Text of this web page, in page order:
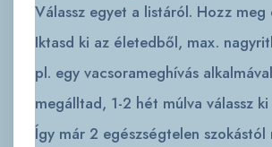
Válassz egyet a listáról. Hozz
Iktasd ki az életedből, max.
pl. egy vacsorameghívás
megálltad, 1-2 hét múlva válassz
Így már 2 egészségtelen szokástól